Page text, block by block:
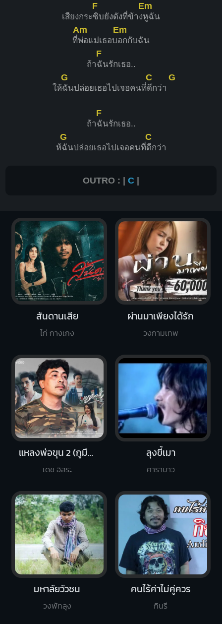
เสียงกระ
F
ซิบยังดังที่ข้าง
Em
หูฉัน
ที่
Am
พ่อแม่เธอบ
Em
อกกับฉัน
ถ้า
F
ฉันรักเธอ..
ให้
G
ฉันปล่อยเธอไปเจอคนที่
C
ดีกว่า
G
ถ้า
F
ฉันรักเธอ..
ห้
G
ฉันปล่อยเธอไปเจอคนที่
C
ดีกว่า
OUTRO : | C |
สันดานเสีย
ไก่ กางเกง
ผ่านมาเพียงได้รัก
วงกามเทพ
แหลงพ่อขุน 2 (กูมึงมัน)
เดช อิสระ
ลุงขี้เมา
คาราบาว
มหาลัยวัวชน
วงพัทลุง
คนไร้ค่าไม่คู่ควร
กินรี